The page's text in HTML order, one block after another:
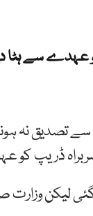
عہدے سے ہٹا
سے تصدیق نہ
ڈریپ کو
لیکن